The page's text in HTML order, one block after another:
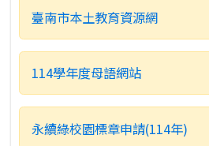
臺南市本土教育資源網
114學年度母語網站
永續綠校園標章申請(114年)